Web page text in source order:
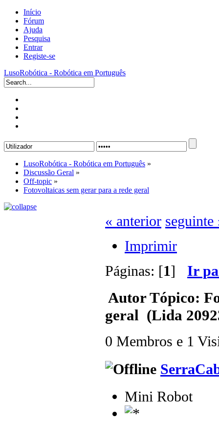
Início
Fórum
Ajuda
Pesquisa
Entrar
Registe-se
LusoRobótica - Robótica em Português
LusoRobótica - Robótica em Português »
Discussão Geral »
Off-topic »
Fotovoltaicas sem gerar para a rede geral
« anterior seguinte
Imprimir
Páginas: [1] Ir
AutorTópico:
geral (Lida
0 Membros e 1
Mini Robot